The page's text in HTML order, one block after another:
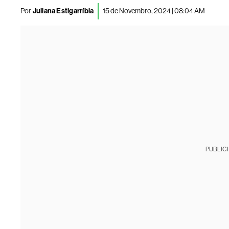
PorJuliana Estigarríbia 15 de Novembro, 2024 | 08:04 AM